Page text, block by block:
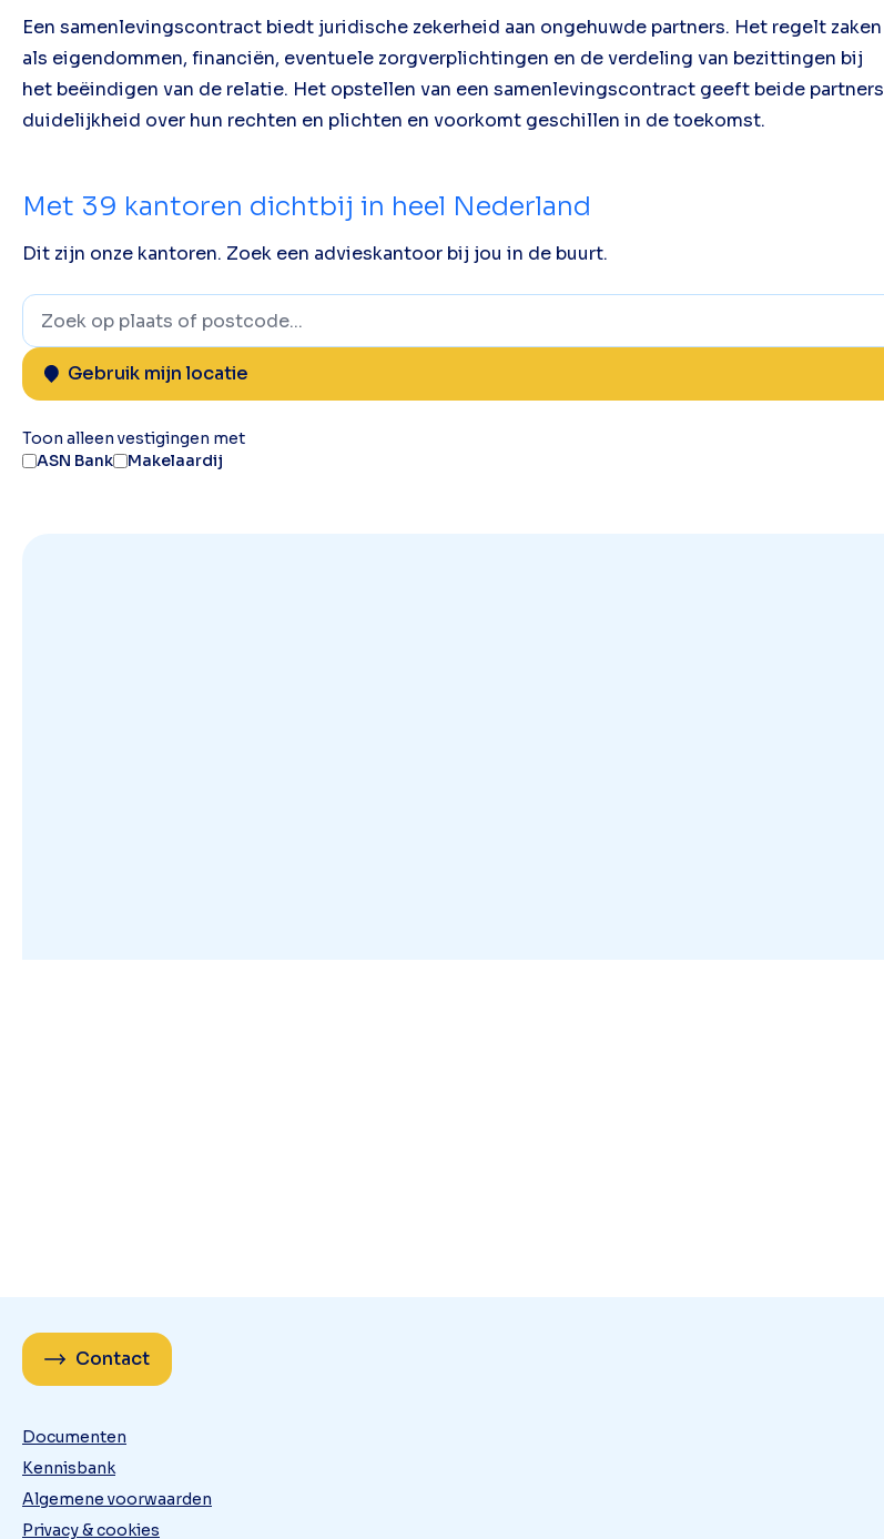
Een samenlevingscontract biedt juridische zekerheid aan ongehuwde partners. Het regelt zaken
als eigendommen, financiën, eventuele zorgverplichtingen en de verdeling van bezittingen bij
het beëindigen van de relatie. Het opstellen van een samenlevingscontract geeft beide partners
duidelijkheid over hun rechten en plichten en voorkomt geschillen in de toekomst.
Met 39 kantoren dichtbij in heel Nederland
Dit zijn onze kantoren. Zoek een advieskantoor bij jou in de buurt.
Gebruik mijn locatie
Toon alleen vestigingen met
ASN Bank
Makelaardij
Contact
Documenten
Kennisbank
Algemene voorwaarden
Privacy & cookies